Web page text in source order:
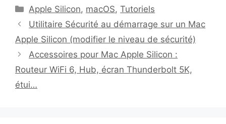
Catégories
Apple Silicon, macOS,Tutoriels
Utilitaire Sécurité au démarrage sur un Mac
Apple Silicon (modifier le niveau de sécurité)
Accessoires pour Mac Apple Silicon :
Routeur WiFi 6, Hub, écran Thunderbolt 5K,
étui…